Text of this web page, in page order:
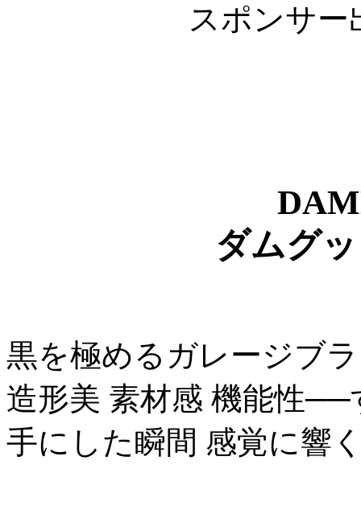
スポンサー
ダムグ
黒を極めるガレージブ
造形美 素材感 機能性
手にした瞬間 感覚に響